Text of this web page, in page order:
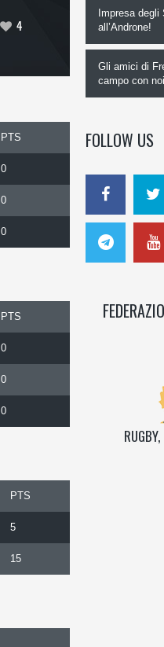
4
PTS
0
0
0
PTS
0
0
0
PTS
5
15
Impresa
all’Androne!
Gli amici di
campo con
FOLLOW US